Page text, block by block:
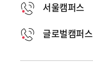
서울캠퍼스
글로벌캠퍼스